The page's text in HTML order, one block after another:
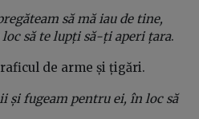
să mă iau de tine,
loc să te lupți să-ți aperi țara.
de arme și țigări.
și fugeam pentru ei, în loc să